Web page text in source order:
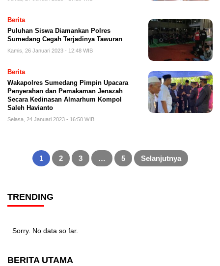
Berita
Puluhan Siswa Diamankan Polres
Sumedang Cegah Terjadinya Tawuran
Kamis, 26 Januari 2023 - 12:48 WIB
Berita
Wakapolres Sumedang Pimpin Upacara
Penyerahan dan Pemakaman Jenazah
Secara Kedinasan Almarhum Kompol
Saleh Havianto
Selasa, 24 Januari 2023 - 16:50 WIB
Paginasi
pos 1 2 3 … 5 Selanjutnya
TRENDING
Sorry. No data so far.
BERITA UTAMA